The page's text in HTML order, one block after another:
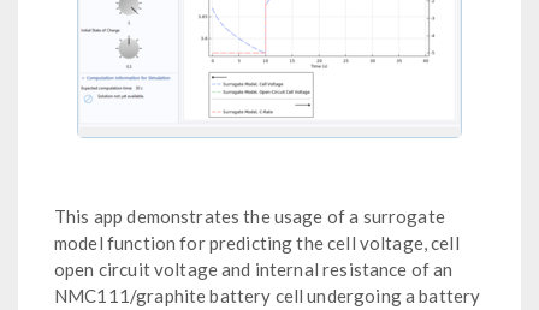
This app demonstrates the usage of a surrogate
model function for predicting the cell voltage, cell
open circuit voltage and internal resistance of an
NMC111/graphite battery cell undergoing a battery